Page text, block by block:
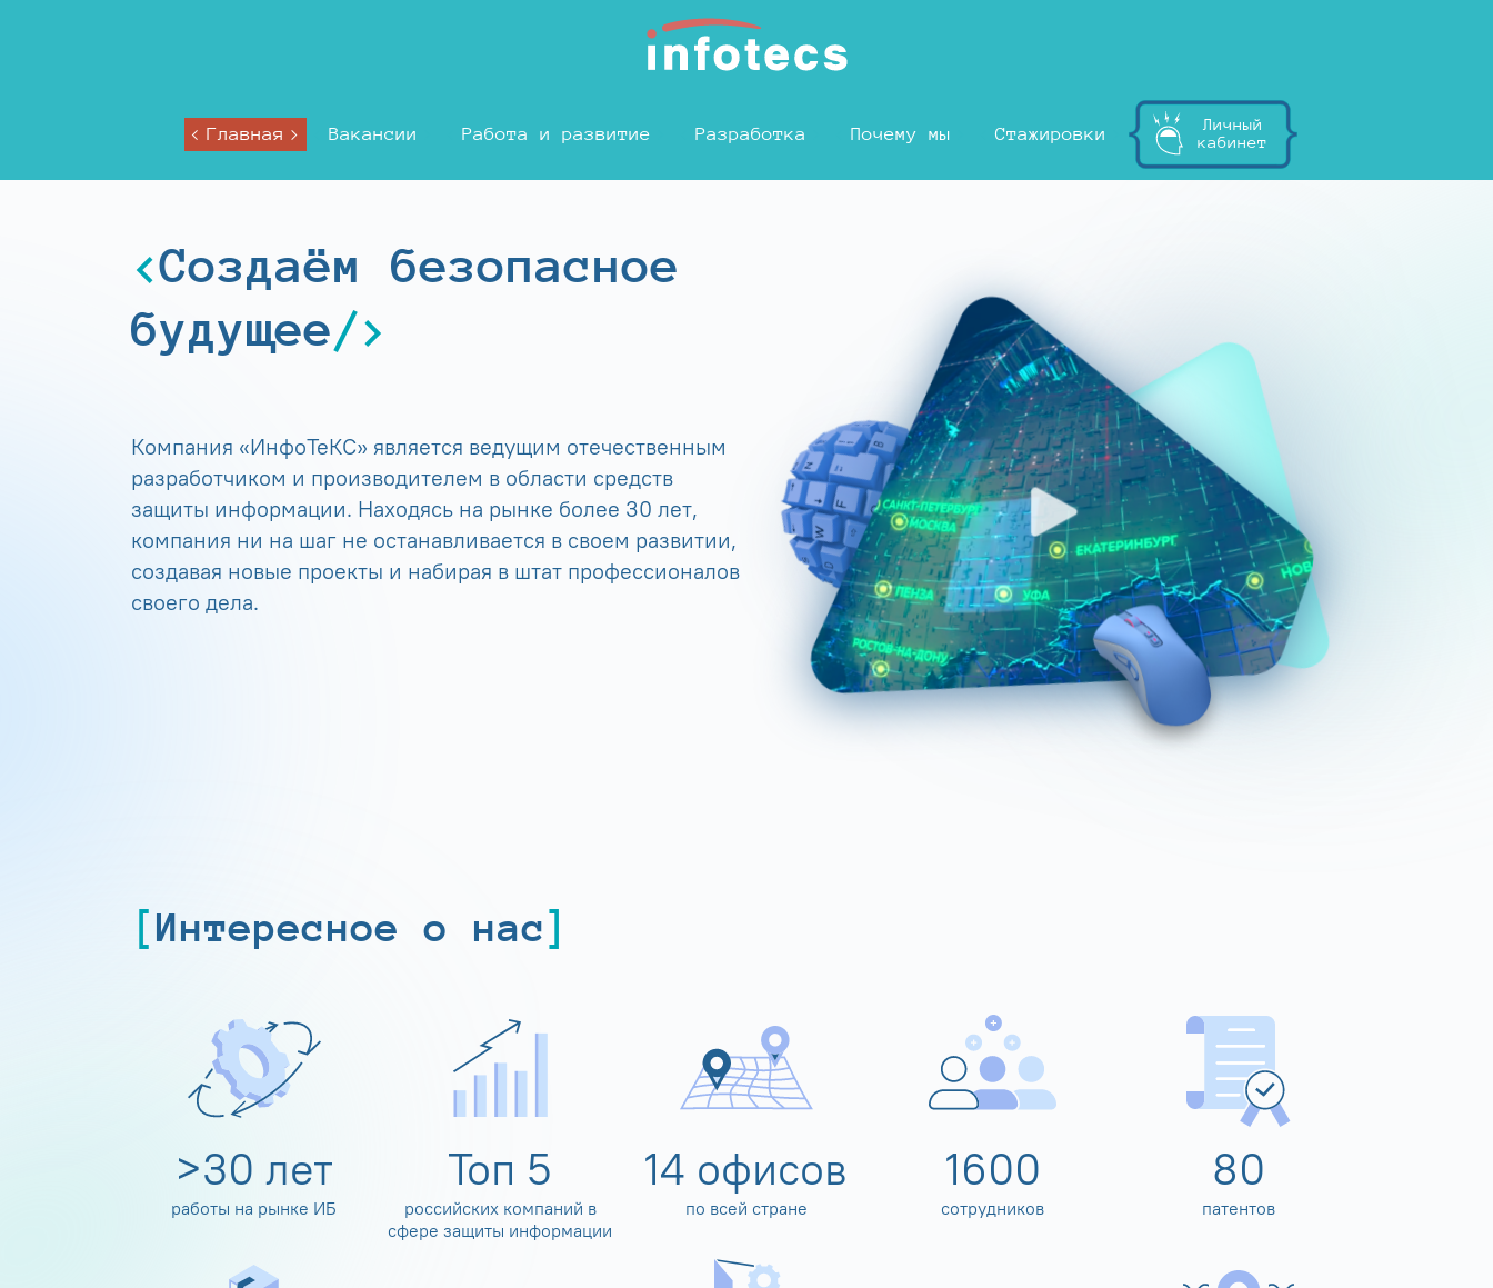
Главная Вакансии Работа и развитие Разработка Почему мы Стажировки
Личный
кабинет
Создаём безопасное
будущее
Компания «ИнфоТеКС» является ведущим отечественным
разработчиком и производителем в области средств
защиты информации. Находясь на рынке более 30 лет,
компания ни на шаг не останавливается в своем развитии,
создавая новые проекты и набирая в штат профессионалов
своего дела.
Интересное о нас
>30 лет
работы на рынке ИБ
Топ 5
российских компаний в
сфере защиты информации
14 офисов
по всей стране
1600
сотрудников
80
патентов